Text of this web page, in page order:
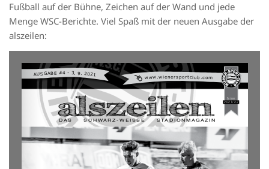
Fußball auf der Bühne, Zeichen auf der Wand und jede
Menge WSC-Berichte. Viel Spaß mit der neuen Ausgabe der
alszeilen: